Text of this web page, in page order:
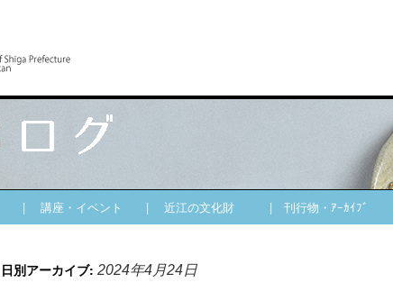
| 講座・イベント | 近江の文化財 | 刊行物・ｱｰｶｲﾌﾞ
日別アーカイブ: 2024年4月24日